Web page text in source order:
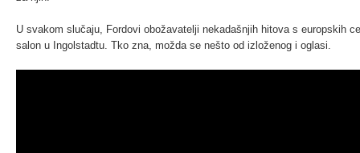
U svakom slučaju, Fordovi obožavatelji nekadašnjih hitova s europskih
salon u Ingolstadtu. Tko zna, možda se nešto od izloženog i oglasi.